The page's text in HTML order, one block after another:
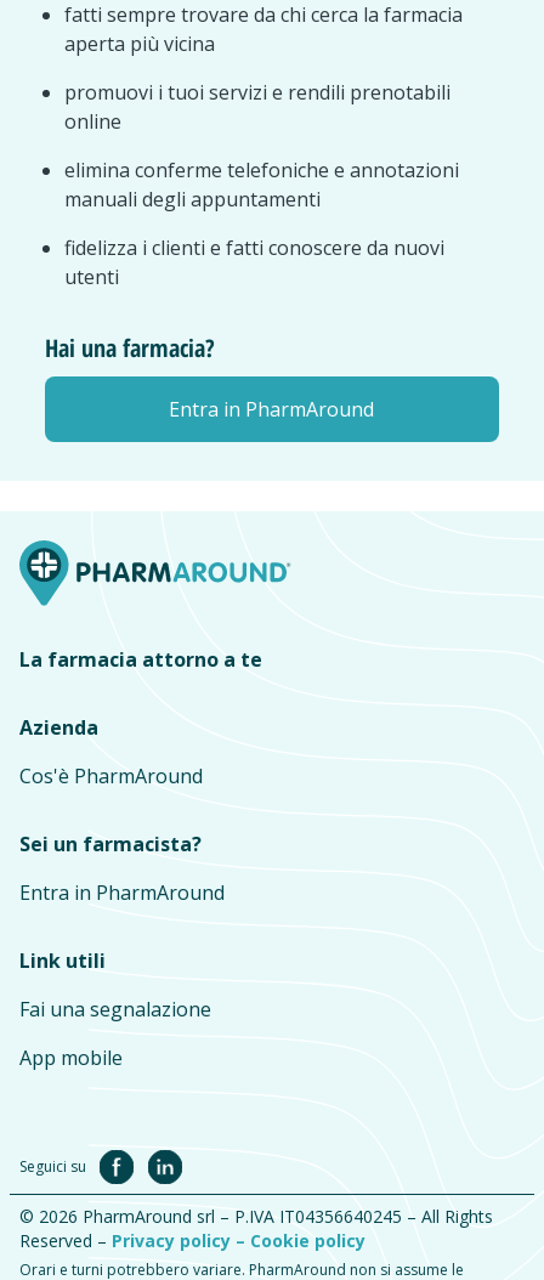
fatti sempre trovare da chi cerca la farmacia
aperta più vicina
promuovi i tuoi servizi e rendili prenotabili
online
elimina conferme telefoniche e annotazioni
manuali degli appuntamenti
fidelizza i clienti e fatti conoscere da nuovi
utenti
Hai una farmacia?
Entra in PharmAround
La farmacia attorno a te
Azienda
Cos'è PharmAround
Sei un farmacista?
Entra in PharmAround
Link utili
Fai una segnalazione
App mobile
Seguici su
© 2026 PharmAround srl – P.IVA IT04356640245 – All Rights
Reserved – Privacy policy – Cookie policy
Orari e turni potrebbero variare. PharmAround non si assume le